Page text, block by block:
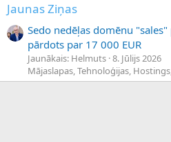
Jaunas Ziņas
Sedo nedēļas domēnu
pārdots par 17 000 EUR
Jaunākais: Helmuts 8. Jūlijs 2026
Mājaslapas, Tehnoloģijas,